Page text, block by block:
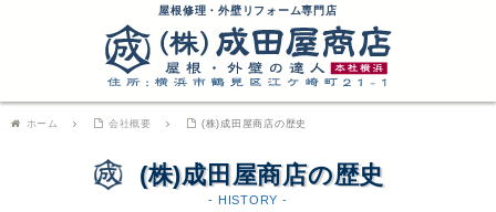
屋根修理・外壁リフォーム専門店
ホーム 会社概要 (株)成田屋商店の歴史
(株)成田屋商店の歴史
- HISTORY -